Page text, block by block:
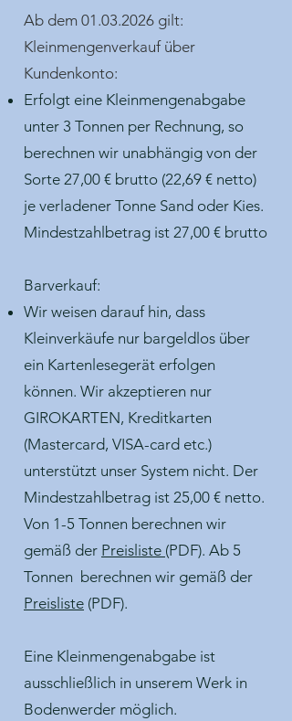
Ab dem 01.03.2026 gilt:
Kleinmengenverkauf über
Kundenkonto:
Erfolgt eine Kleinmengenabgabe
unter 3 Tonnen per Rechnung, so
berechnen wir unabhängig von der
Sorte 27,00 € brutto (22,69 € netto)
je verladener Tonne Sand oder Kies.
Mindestzahlbetrag ist 27,00 € brutto
Barverkauf:
Wir weisen darauf hin, dass
Kleinverkäufe nur bargeldlos über
ein Kartenlesegerät erfolgen
können. Wir akzeptieren nur
GIROKARTEN, Kreditkarten
(Mastercard, VISA-card etc.)
unterstützt unser System nicht. Der
Mindestzahlbetrag ist 25,00 € netto.
Von 1-5 Tonnen berechnen wir
gemäß der Preisliste (PDF). Ab 5
Tonnen berechnen wir gemäß der
Preisliste (PDF).
Eine Kleinmengenabgabe ist
ausschließlich in unserem Werk in
Bodenwerder möglich.